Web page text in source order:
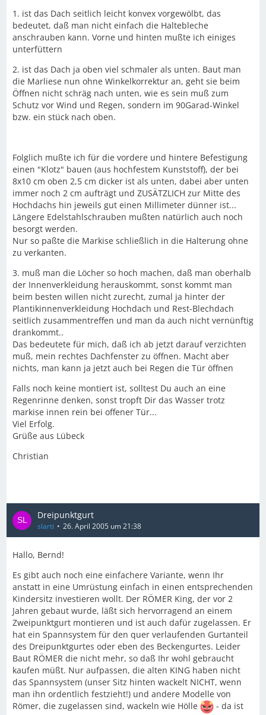
1. ist das Dach seitlich leicht konvex vorgewölbt, das
bedeutet, daß man nicht einfach die Haltebleche
anschrauben kann. Vorne und hinten mußte ich einiges
unterfüttern
2. ist das Dach ja oben viel schmaler als unten. Baut man
die Marliese nun ohne Winkelkorrektur an, geht sie beim
Öffnen nicht schräg nach unten, wie es sein muß zum
Schutz vor Wind und Regen, sondern im 90Garad-Winkel
bzw. ein stück nach oben.
Folglich mußte ich für die vordere und hintere Befestigung
einen "Klotz" bauen (aus hochfestem Kunststoff), der bei
8x10 cm oben 2,5 cm dicker ist als unten, dabei aber unten
immer noch 2 cm aufträgt und ZUSÄTZLICH zur Mitte des
Hochdachs hin jeweils gut einen Millimeter dünner ist...
Längere Edelstahlschrauben mußten natürlich auch noch
besorgt werden.
Nur so paßte die Markise schließlich in die Halterung ohne
zu verkanten.
3. muß man die Löcher so hoch machen, daß man oberhalb
der Innenverkleidung herauskommt, sonst kommt man
beim besten willen nicht zurecht, zumal ja hinter der
Plantikinnenverkleidung Hochdach und Rest-Blechdach
seitlich zusammentreffen und man da auch nicht vernünftig
drankommt..
Das bedeutete für mich, daß ich ab jetzt darauf verzichten
muß, mein rechtes Dachfenster zu öffnen. Macht aber
nichts, man kann ja jetzt auch bei Regen die Tür öffnen
Falls noch keine montiert ist, solltest Du auch an eine
Regenrinne denken, sonst tropft Dir das Wasser trotz
markise innen rein bei offener Tür...
Viel Erfolg.
Grüße aus Lübeck
Christian
Dreipunktgurt
slarti 26. April 2005 um 21:38
Hallo, Bernd!
Es gibt auch noch eine einfachere Variante, wenn Ihr
anstatt in eine Umrüstung einfach in einen entsprechenden
Kindersitz investieren wollt. Der RÖMER King, der vor 2
Jahren gebaut wurde, läßt sich hervorragend an einem
Zweipunktgurt montieren und ist auch dafür zugelassen. Er
hat ein Spannsystem für den quer verlaufenden Gurtanteil
des Dreipunktgurtes oder eben des Beckengurtes. Leider
Baut RÖMER die nicht mehr, so daß Ihr wohl gebraucht
kaufen müßt. Nur aufpassen, die alten KING haben nicht
das Spannsystem (unser Sitz hinten wackelt NICHT, wenn
man ihn ordentlich festzieht!) und andere Modelle von
Römer, die zugelassen sind, wackeln wie Hölle
- da ist